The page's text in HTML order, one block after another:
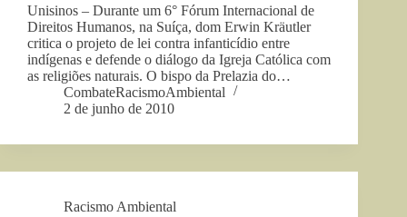
Unisinos – Durante um 6° Fórum Internacional de
Direitos Humanos, na Suíça, dom Erwin Kräutler
critica o projeto de lei contra infanticídio entre
indígenas e defende o diálogo da Igreja Católica com
as religiões naturais. O bispo da Prelazia do…
CombateRacismoAmbiental
2 de junho de 2010
Racismo Ambiental